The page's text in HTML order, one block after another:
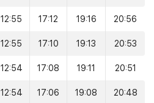
12:55 17:12 19:16 20:56
12:55 17:10 19:13 20:53
12:54 17:08 19:11 20:51
12:54 17:06 19:08 20:48